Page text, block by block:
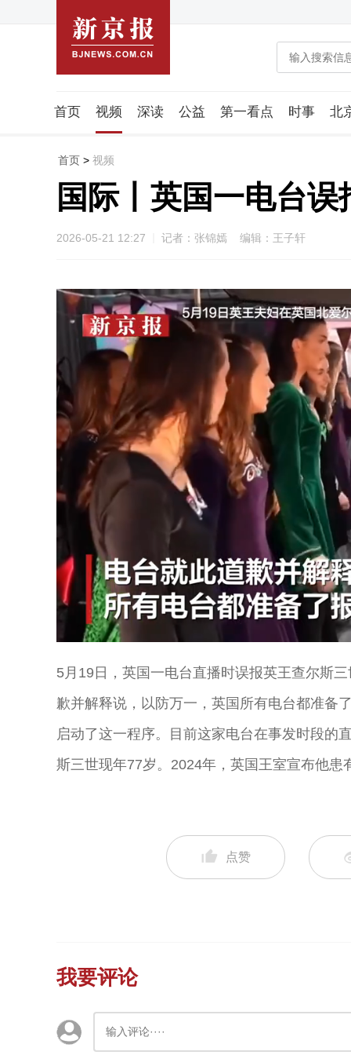
首页 视频 深读 公益 第一看点 时事 北
潮流智造局
首页 > 视频
国际丨英国一电台
2026-05-21 12:27 记者：张锦嫣 编辑：王子轩
Unmute
5月19日，英国一电台直播时误报英王查尔斯
歉并解释说，以防万一，英国所有电台都准备
启动了这一程序。目前这家电台在事发时段的
斯三世现年77岁。2024年，英国王室宣布他患
点赞
我要评论